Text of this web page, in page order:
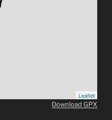
Leaflet
Download GPX